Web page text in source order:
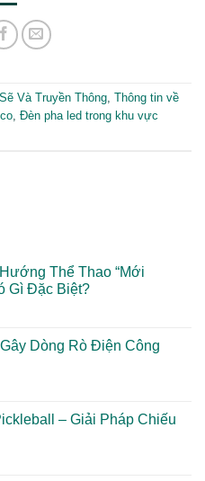
Và Truyền Thông, Thông tin về
, Đèn pha led trong khu vực
Thể Thao “Mới
Gì Đặc Biệt?
Dòng Rò Điện Công
– Giải Pháp Chiếu